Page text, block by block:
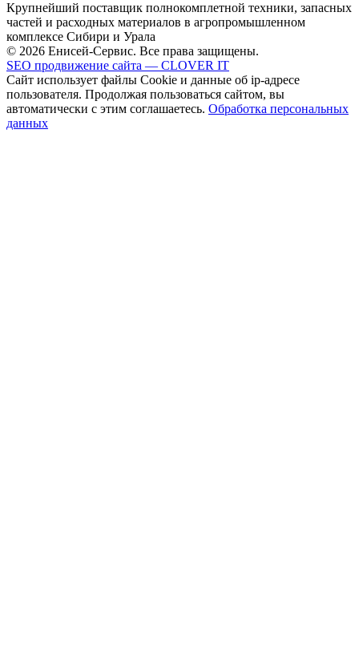
Крупнейший поставщик полнокомплетной техники, запасных
частей и расходных материалов в агропромышленном
комплексе Сибири и Урала
© 2026 Енисей-Сервис. Все права защищены.
SEO продвижение сайта — CLOVER IT
Сайт использует файлы Cookie и данные об ip-адресе
пользователя. Продолжая пользоваться сайтом, вы
автоматически с этим соглашаетесь. Обработка персональных
данных